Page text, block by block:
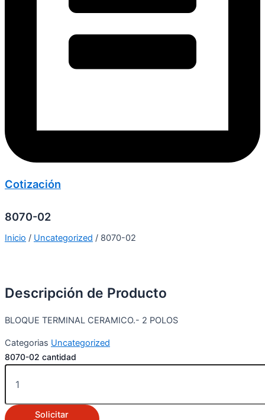
Cotización
8070-02
Inicio / Uncategorized / 8070-02
Descripción de Producto
BLOQUE TERMINAL CERAMICO.- 2 POLOS
Categorias Uncategorized
8070-02 cantidad
Solicitar